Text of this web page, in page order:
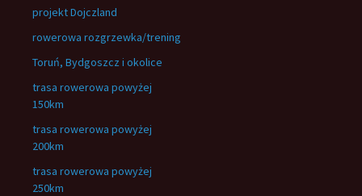
projekt Dojczland
rowerowa rozgrzewka/trening
Toruń, Bydgoszcz i okolice
trasa rowerowa powyżej
150km
trasa rowerowa powyżej
200km
trasa rowerowa powyżej
250km